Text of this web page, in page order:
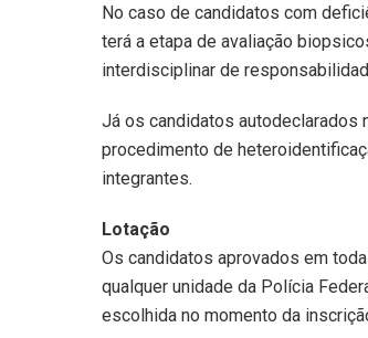
No caso de candidatos com
terá a etapa de avaliação
interdisciplinar de
Já os candidatos autodeclarados
procedimento de
integrantes.
Lotação
Os candidatos aprovados em
qualquer unidade da Polícia
escolhida no momento da